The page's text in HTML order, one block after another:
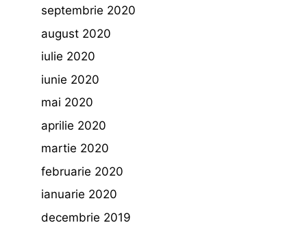
septembrie 2020
august 2020
iulie 2020
iunie 2020
mai 2020
aprilie 2020
martie 2020
februarie 2020
ianuarie 2020
decembrie 2019